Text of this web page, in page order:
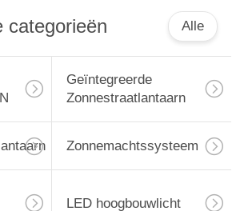
categorieën Alle
Geïntegreerde
Zonnestraatlantaarn
Zonnemachtssysteem
LED hoogbouwlicht